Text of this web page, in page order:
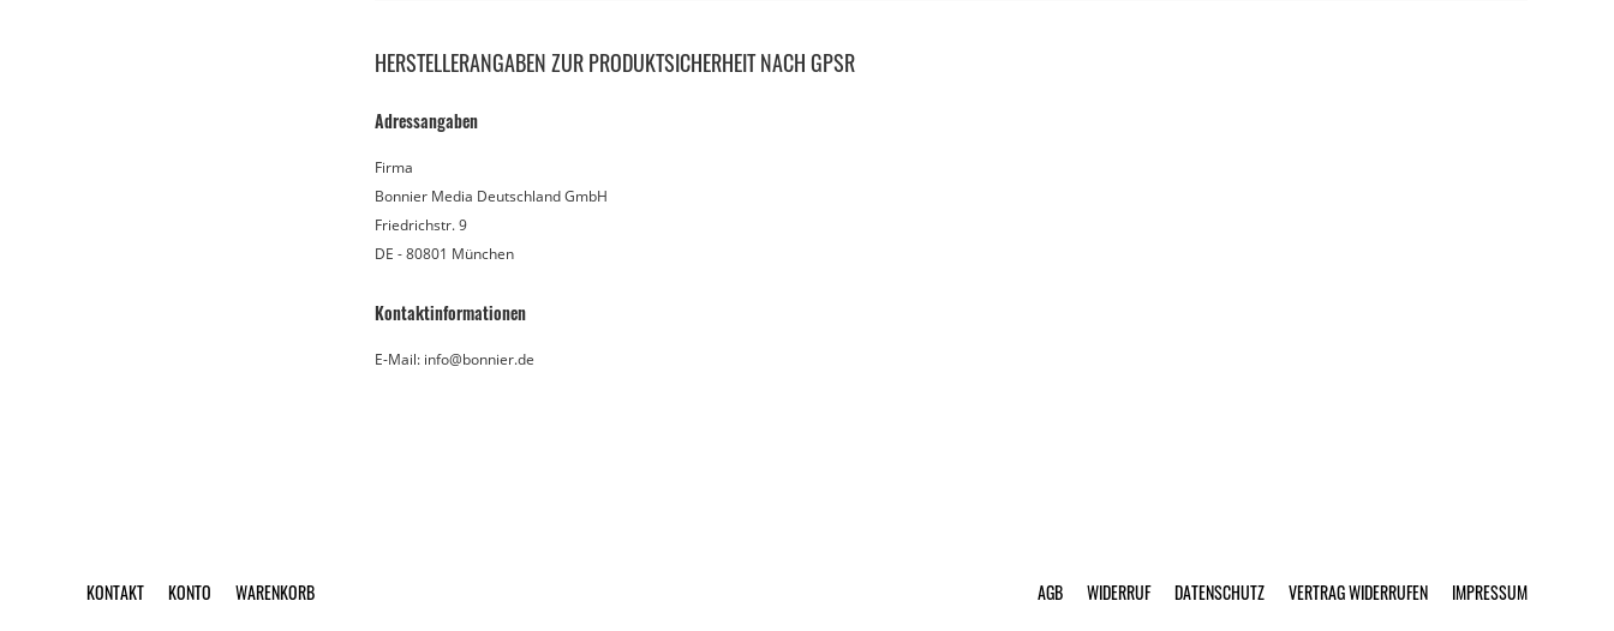
HERSTELLERANGABEN ZUR PRODUKTSICHERHEIT NACH GPSR
Adressangaben
Firma
Bonnier Media Deutschland GmbH
Friedrichstr. 9
DE - 80801 München
Kontaktinformationen
E-Mail: info@bonnier.de
KONTAKT KONTO WARENKORB AGB WIDERRUF DATENSCHUTZ VERTRAG WIDERRUFEN IMPRESSUM